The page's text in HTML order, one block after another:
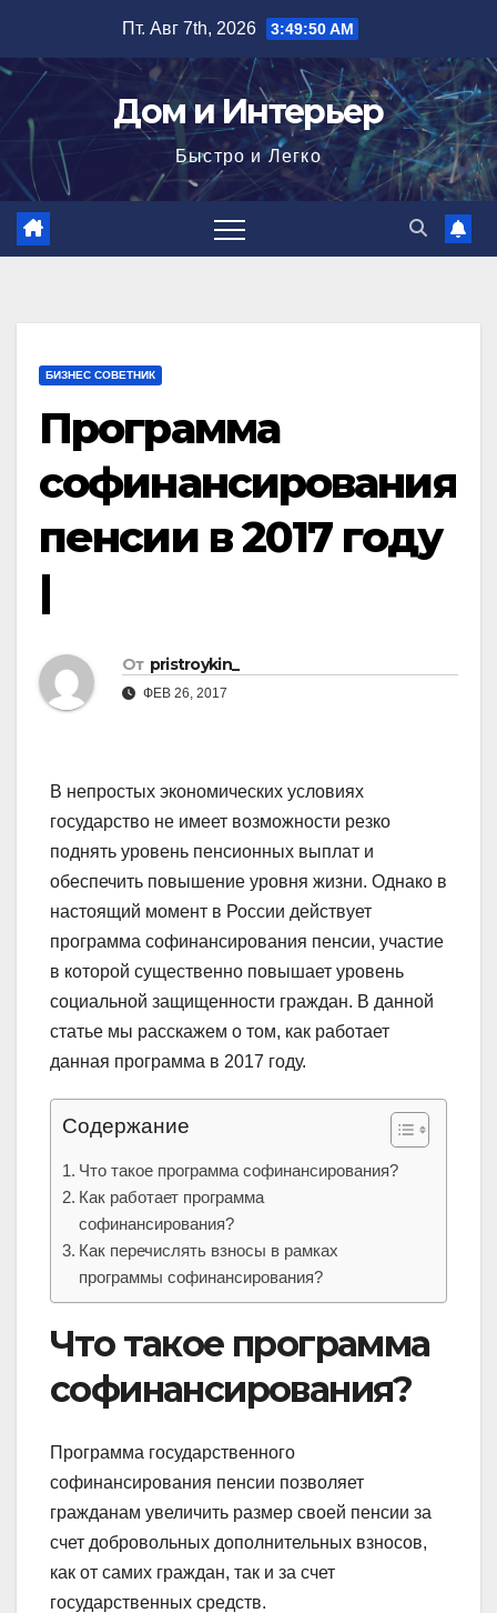
содержимому
Пт. Авг 7th, 2026 3:49:51 AM
Дом и Интерьер
Быстро и Легко
БИЗНЕС СОВЕТНИК
Программа
софинансирования
пенсии в 2017 году
|
От pristroykin_
ФЕВ 26, 2017
В непростых экономических условиях
государство не имеет возможности резко
поднять уровень пенсионных выплат и
обеспечить повышение уровня жизни. Однако в
настоящий момент в России действует
программа софинансирования пенсии, участие
в которой существенно повышает уровень
социальной защищенности граждан. В данной
статье мы расскажем о том, как работает
данная программа в 2017 году.
Содержание
Что такое программа софинансирования?
Как работает программа
софинансирования?
Как перечислять взносы в рамках
программы софинансирования?
Что такое программа
софинансирования?
Программа государственного
софинансирования пенсии позволяет
гражданам увеличить размер своей пенсии за
счет добровольных дополнительных взносов,
как от самих граждан, так и за счет
государственных средств.